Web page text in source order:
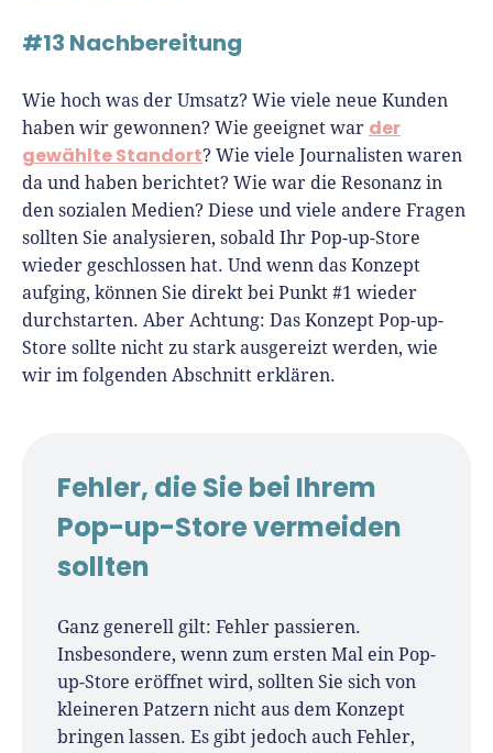
#13 Nachbereitung
Wie hoch was der Umsatz? Wie viele neue Kunden
haben wir gewonnen? Wie geeignet war der
gewählte Standort? Wie viele Journalisten waren
da und haben berichtet? Wie war die Resonanz in
den sozialen Medien? Diese und viele andere Fragen
sollten Sie analysieren, sobald Ihr Pop-up-Store
wieder geschlossen hat. Und wenn das Konzept
aufging, können Sie direkt bei Punkt #1 wieder
durchstarten. Aber Achtung: Das Konzept Pop-up-
Store sollte nicht zu stark ausgereizt werden, wie
wir im folgenden Abschnitt erklären.
Fehler, die Sie bei Ihrem
Pop-up-Store vermeiden
sollten
Ganz generell gilt: Fehler passieren.
Insbesondere, wenn zum ersten Mal ein Pop-
up-Store eröffnet wird, sollten Sie sich von
kleineren Patzern nicht aus dem Konzept
bringen lassen. Es gibt jedoch auch Fehler,